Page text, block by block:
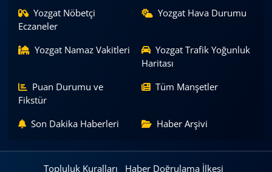
Yozgat Nöbetçi
Eczaneler
Yozgat Hava Durumu
Yozgat Namaz Vakitleri
Yozgat Trafik Yoğunluk
Haritası
Puan Durumu ve
Fikstür
Tüm Manşetler
Son Dakika Haberleri Haber Arşivi
Topluluk Kuralları
Haber Doğrulama İlkesi